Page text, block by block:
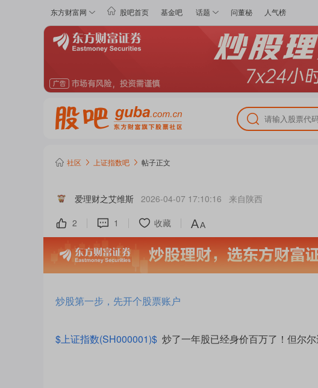
东方财富网 股吧首页 基金吧 话题 问董秘 人气榜
社区 上证指数吧 帖子正文
爱理财之艾维斯 2026-04-07 17:10:16 来自陕西
2
1 收藏
炒股第一步，先开个股票账户
$上证指数(SH000001)$ 炒了一年股已经身价百万了！但尔尔